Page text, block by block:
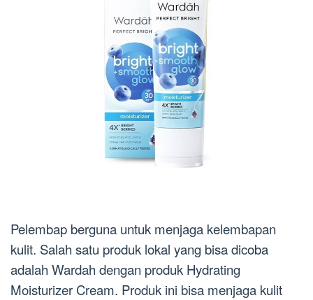
Pelembap berguna untuk menjaga kelembapan
kulit. Salah satu produk lokal yang bisa dicoba
adalah Wardah dengan produk Hydrating
Moisturizer Cream. Produk ini bisa menjaga kulit